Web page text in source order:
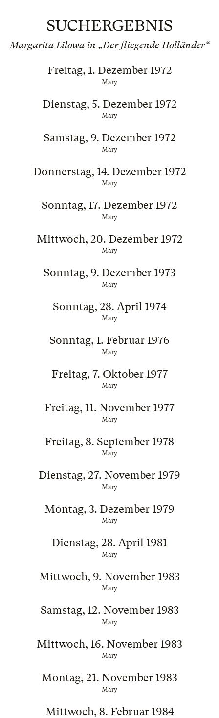
SUCHERGEBNIS
Margarita Lilowa in „Der fliegende Holländer“
Freitag, 1. Dezember 1972
Mary
Dienstag, 5. Dezember 1972
Mary
Samstag, 9. Dezember 1972
Mary
Donnerstag, 14. Dezember 1972
Mary
Sonntag, 17. Dezember 1972
Mary
Mittwoch, 20. Dezember 1972
Mary
Sonntag, 9. Dezember 1973
Mary
Sonntag, 28. April 1974
Mary
Sonntag, 1. Februar 1976
Mary
Freitag, 7. Oktober 1977
Mary
Freitag, 11. November 1977
Mary
Freitag, 8. September 1978
Mary
Dienstag, 27. November 1979
Mary
Montag, 3. Dezember 1979
Mary
Dienstag, 28. April 1981
Mary
Mittwoch, 9. November 1983
Mary
Samstag, 12. November 1983
Mary
Mittwoch, 16. November 1983
Mary
Montag, 21. November 1983
Mary
Mittwoch, 8. Februar 1984